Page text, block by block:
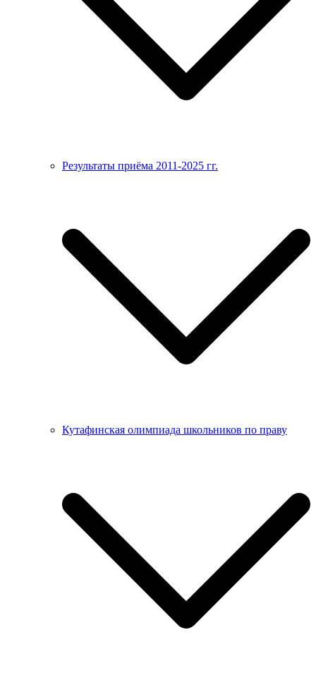
Результаты приёма 2011-2025 гг.
Кутафинская олимпиада школьников по праву